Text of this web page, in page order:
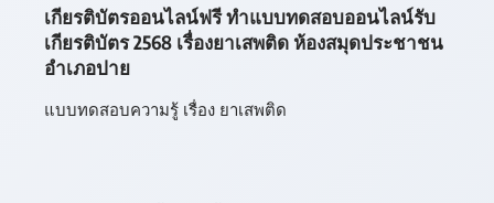
เกียรติบัตรออนไลน์ฟรี ทำแบบทดสอบออนไลน์รับ
เกียรติบัตร 2568 เรื่องยาเสพติด ห้องสมุดประชาชน
อำเภอปาย
แบบทดสอบความรู้ เรื่อง ยาเสพติด